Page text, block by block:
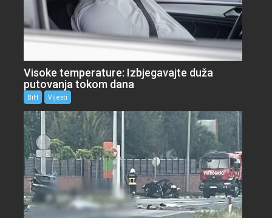
Visoke temperature: Izbjegavajte duža
putovanja tokom dana
BiH Vijesti